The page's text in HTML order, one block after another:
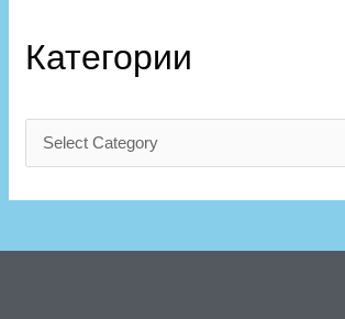
Категории